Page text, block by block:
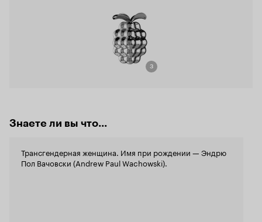
3
Знаете ли вы что...
Трансгендерная женщина. Имя при рождении — Эндрю
Пол Вачовски (Andrew Paul Wachowski).